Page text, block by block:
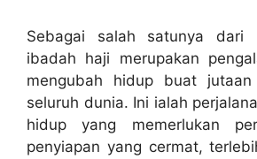
Sebagai salah satunya dari
ibadah haji merupakan
mengubah hidup buat
seluruh dunia. Ini ialah
hidup yang memerlukan
penyiapan yang cermat,